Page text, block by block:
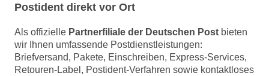
Postident direkt vor Ort
Als offizielle Partnerfiliale der Deutschen Post bieten
wir Ihnen umfassende Postdienstleistungen:
Briefversand, Pakete, Einschreiben, Express-Services,
Retouren-Label, Postident-Verfahren sowie kontaktloses